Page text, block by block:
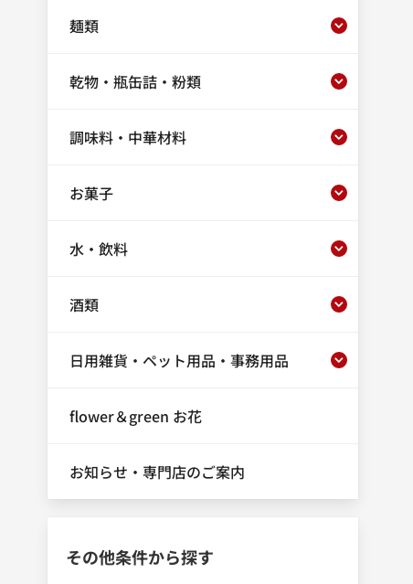
麺類
乾物・瓶缶詰・粉類
調味料・中華材料
お菓子
水・飲料
酒類
日用雑貨・ペット用品・事務用品
flower＆green お花
お知らせ・専門店のご案内
その他条件から探す